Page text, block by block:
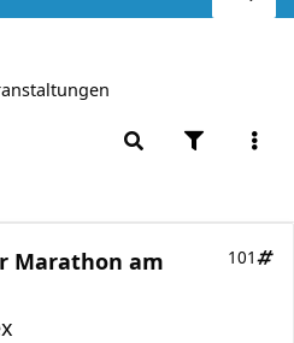
Marathon am
101